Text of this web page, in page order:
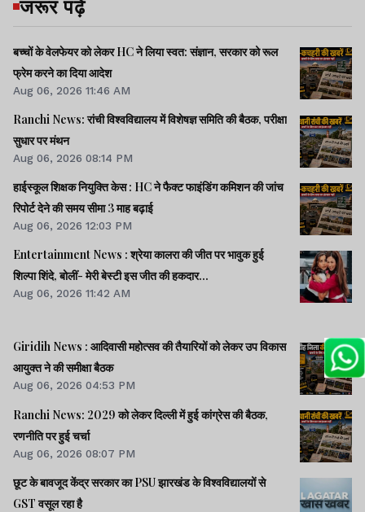
जरूर पढ़ें
बच्चों के वेलफेयर को लेकर HC ने लिया स्वत: संज्ञान, सरकार को रूल
फ्रेम करने का दिया आदेश
Aug 06, 2026 11:46 AM
Ranchi News: रांची विश्वविद्यालय में विशेषज्ञ समिति की बैठक, परीक्षा
सुधार पर मंथन
Aug 06, 2026 08:14 PM
हाईस्कूल शिक्षक नियुक्ति केस : HC ने फैक्ट फाइंडिंग कमिशन की जांच
रिपोर्ट देने की समय सीमा 3 माह बढ़ाई
Aug 06, 2026 12:03 PM
Entertainment News : श्रेया कालरा की जीत पर भावुक हुई
शिल्पा शिंदे, बोलीं- मेरी बेस्टी इस जीत की हकदार...
Aug 06, 2026 11:42 AM
Giridih News : आदिवासी महोत्सव की तैयारियों को लेकर उप विकास
आयुक्त ने की समीक्षा बैठक
Aug 06, 2026 04:53 PM
Ranchi News: 2029 को लेकर दिल्ली में हुई कांग्रेस की बैठक,
रणनीति पर हुई चर्चा
Aug 06, 2026 08:07 PM
छूट के बावजूद केंद्र सरकार का PSU झारखंड के विश्वविद्यालयों से
GST वसूल रहा है